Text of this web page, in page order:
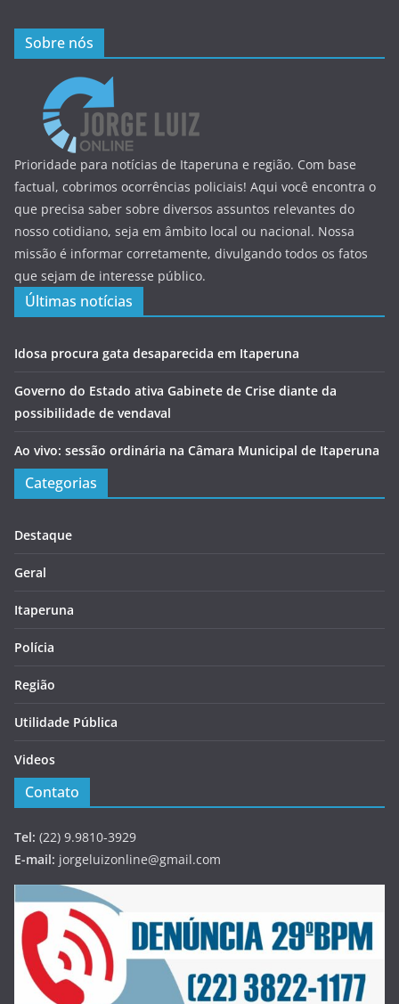
Sobre nós
Prioridade para notícias de Itaperuna e região. Com base
factual, cobrimos ocorrências policiais! Aqui você encontra o
que precisa saber sobre diversos assuntos relevantes do
nosso cotidiano, seja em âmbito local ou nacional. Nossa
missão é informar corretamente, divulgando todos os fatos
que sejam de interesse público.
Últimas notícias
Idosa procura gata desaparecida em Itaperuna
Governo do Estado ativa Gabinete de Crise diante da
possibilidade de vendaval
Ao vivo: sessão ordinária na Câmara Municipal de Itaperuna
Categorias
Destaque
Geral
Itaperuna
Polícia
Região
Utilidade Pública
Videos
Contato
Tel: (22) 9.9810-3929
E-mail: jorgeluizonline@gmail.com